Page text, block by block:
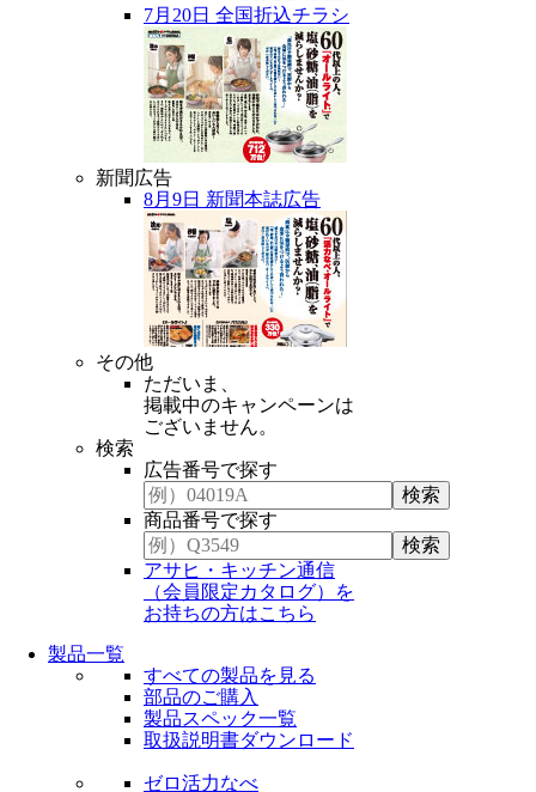
7月20日 全国折込チラシ
新聞広告
8月9日 新聞本誌広告
その他
ただいま、
掲載中のキャンペーンは
ございません。
検索
広告番号で探す
商品番号で探す
アサヒ・キッチン通信
（会員限定カタログ）を
お持ちの方はこちら
製品一覧
すべての製品を見る
部品のご購入
製品スペック一覧
取扱説明書ダウンロード
ゼロ活力なべ